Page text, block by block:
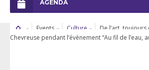
AGENDA
Events Culture
De l’art, toujours
Chevreuse pendant l’évènement “Au fil de l’eau,